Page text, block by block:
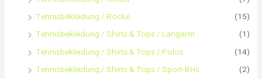
Tennisbekleidung / Röcke
(15)
Tennisbekleidung / Shirts & Tops / Langarm
(1)
Tennisbekleidung / Shirts & Tops / Polos
(14)
Tennisbekleidung / Shirts & Tops / Sport-BHs
(2)